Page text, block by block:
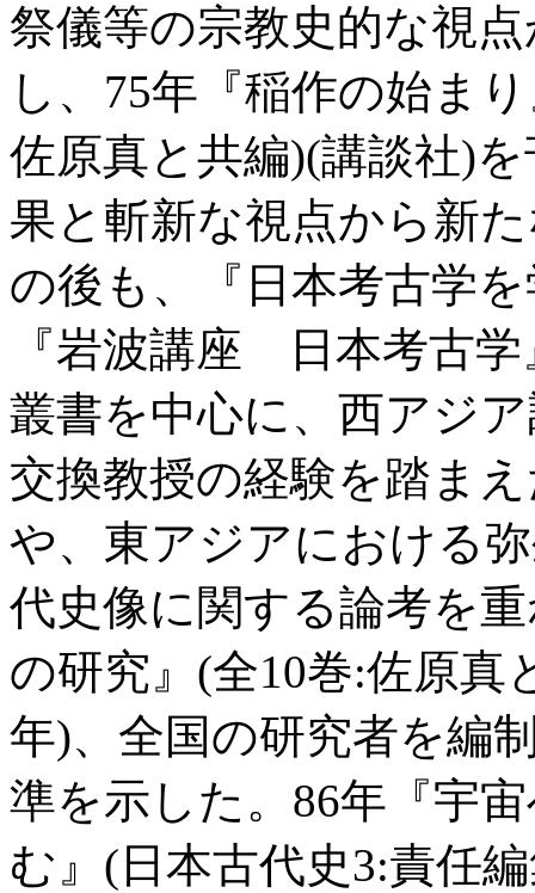
祭儀等の宗教史的な視
し、75年『稲作の始ま
佐原真と共編)(講談社)
果と斬新な視点から新
の後も、『日本考古学
『岩波講座 日本考古
叢書を中心に、西アジ
交換教授の経験を踏ま
や、東アジアにおける
代史像に関する論考を
の研究』(全10巻:佐原真
年)、全国の研究者を編
準を示した。86年『宇
む』(日本古代史3:責任